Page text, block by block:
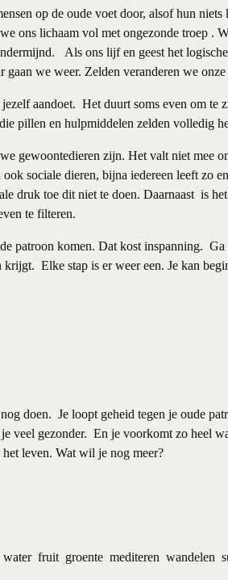
op de oude voet door, alsof hun
ons lichaam vol met ongezonde troep .
Als ons lijf en geest het
we weer. Zelden veranderen we
aandoet. Het duurt soms even om te
pillen en hulpmiddelen zelden volledig
gewoontedieren zijn. Het valt niet mee
sociale dieren, bijna iedereen leeft zo
druk toe dit niet te doen. Daarnaast is
te filteren.
patroon komen. Dat kost inspanning. Ga
Elke stap is er weer een. Je kan
doen. Je loopt geheid tegen je oude
veel gezonder. En je voorkomt zo heel
leven. Wat wil je nog meer?
water fruit groente mediteren wandelen